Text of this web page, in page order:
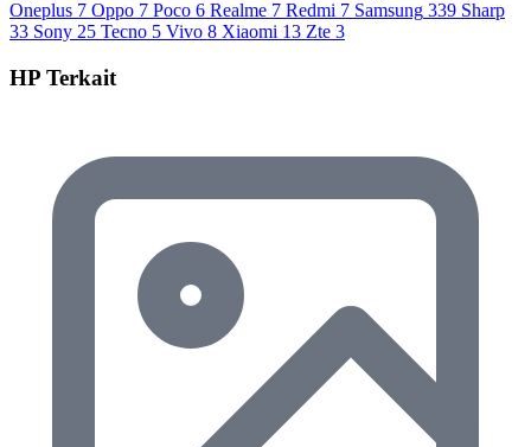
Oneplus 7 Oppo 7 Poco 6 Realme 7 Redmi 7 Samsung 339 Sharp
33 Sony 25 Tecno 5 Vivo 8 Xiaomi 13 Zte 3
HP Terkait